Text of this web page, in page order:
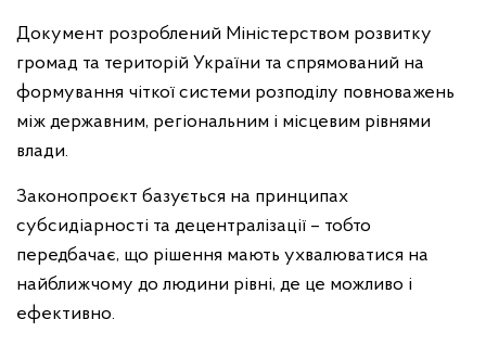
Документ розроблений Міністерством розвитку
громад та територій України та спрямований на
формування чіткої системи розподілу повноважень
між державним, регіональним і місцевим рівнями
влади.
Законопроєкт базується на принципах
субсидіарності та децентралізації – тобто
передбачає, що рішення мають ухвалюватися на
найближчому до людини рівні, де це можливо і
ефективно.